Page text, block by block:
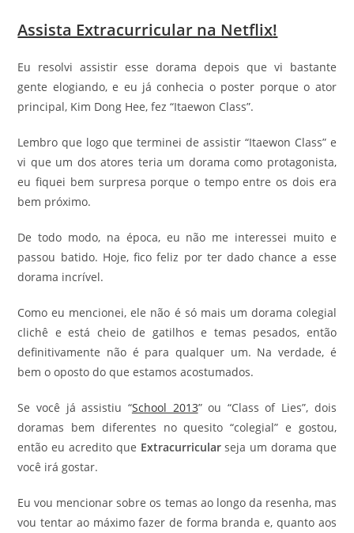
Assista Extracurricular na Netflix!
Eu resolvi assistir esse dorama depois que vi bastante
gente elogiando, e eu já conhecia o poster porque o ator
principal, Kim Dong Hee, fez “Itaewon Class”.
Lembro que logo que terminei de assistir “Itaewon Class” e
vi que um dos atores teria um dorama como protagonista,
eu fiquei bem surpresa porque o tempo entre os dois era
bem próximo.
De todo modo, na época, eu não me interessei muito e
passou batido. Hoje, fico feliz por ter dado chance a esse
dorama incrível.
Como eu mencionei, ele não é só mais um dorama colegial
clichê e está cheio de gatilhos e temas pesados, então
definitivamente não é para qualquer um. Na verdade, é
bem o oposto do que estamos acostumados.
Se você já assistiu “School 2013” ou “Class of Lies”, dois
doramas bem diferentes no quesito “colegial” e gostou,
então eu acredito que Extracurricularseja um dorama que
você irá gostar.
Eu vou mencionar sobre os temas ao longo da resenha, mas
vou tentar ao máximo fazer de forma branda e, quanto aos